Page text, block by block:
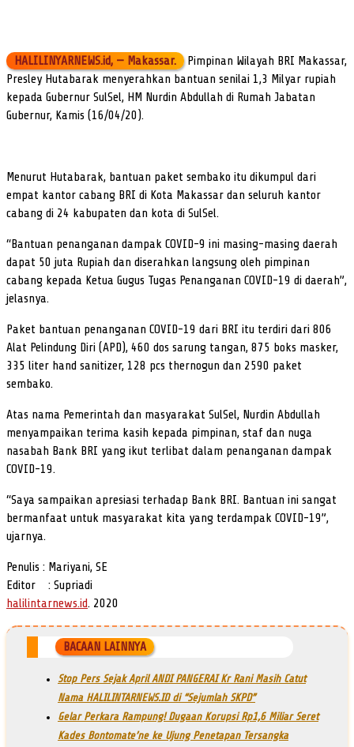
HALILINYARNEWS.id, — Makassar. Pimpinan Wilayah BRI Makassar,
Presley Hutabarak menyerahkan bantuan senilai 1,3 Milyar rupiah
kepada Gubernur SulSel, HM Nurdin Abdullah di Rumah Jabatan
Gubernur, Kamis (16/04/20).
Menurut Hutabarak, bantuan paket sembako itu dikumpul dari
empat kantor cabang BRI di Kota Makassar dan seluruh kantor
cabang di 24 kabupaten dan kota di SulSel.
“Bantuan penanganan dampak COVID-9 ini masing-masing daerah
dapat 50 juta Rupiah dan diserahkan langsung oleh pimpinan
cabang kepada Ketua Gugus Tugas Penanganan COVID-19 di daerah”,
jelasnya.
Paket bantuan penanganan COVID-19 dari BRI itu terdiri dari 806
Alat Pelindung Diri (APD), 460 dos sarung tangan, 875 boks masker,
335 liter hand sanitizer, 128 pcs thernogun dan 2590 paket
sembako.
Atas nama Pemerintah dan masyarakat SulSel, Nurdin Abdullah
menyampaikan terima kasih kepada pimpinan, staf dan nuga
nasabah Bank BRI yang ikut terlibat dalam penanganan dampak
COVID-19.
“Saya sampaikan apresiasi terhadap Bank BRI. Bantuan ini sangat
bermanfaat untuk masyarakat kita yang terdampak COVID-19”,
ujarnya.
Penulis : Mariyani, SE
Editor : Supriadi
halilintarnews.id. 2020
BACAAN LAINNYA
Stop Pers Sejak April ANDI PANGERAI Kr Rani Masih Catut
Nama HALILINTARNEWS.ID di “Sejumlah SKPD”
Gelar Perkara Rampung! Dugaan Korupsi Rp1,6 Miliar Seret
Kades Bontomate’ne ke Ujung Penetapan Tersangka